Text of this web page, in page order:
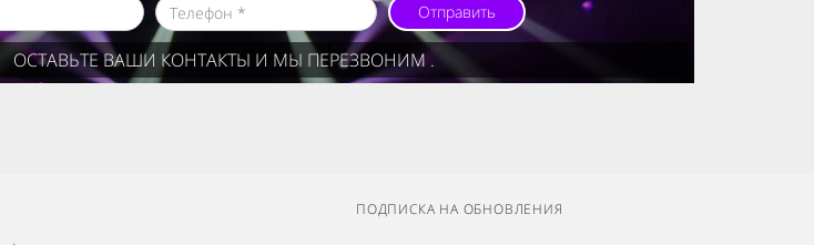
Отправить
ОСТАВЬТЕ ВАШИ КОНТАКТЫ И МЫ ПЕРЕЗВОНИМ .
ПОДПИСКА НА ОБНОВЛЕНИЯ